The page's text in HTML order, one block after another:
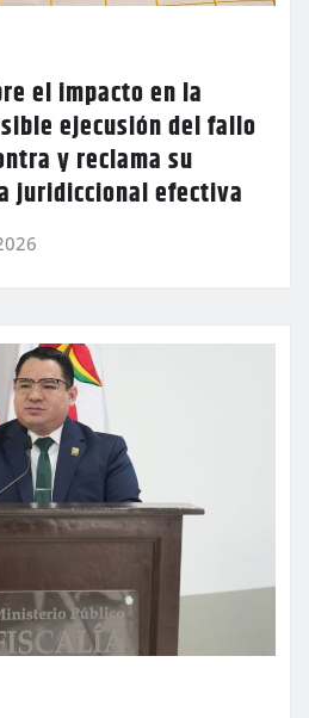
el impacto en la
ejecusión del fallo
y reclama su
juridiccional efectiva